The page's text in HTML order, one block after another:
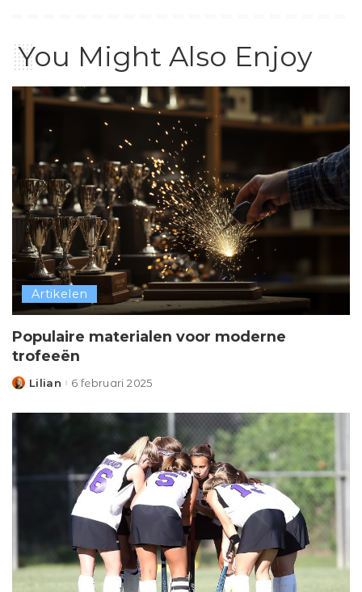
You Might Also Enjoy
Artikelen
Populaire materialen voor moderne
trofeeën
Posted
Lilian 6 februari 2025